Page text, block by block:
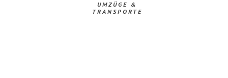
UMZÜGE &
TRANSPORTE